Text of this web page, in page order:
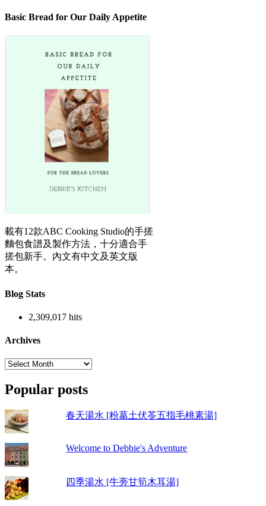
Basic Bread for Our Daily Appetite
載有12款ABC Cooking Studio的手搓
麵包食譜及製作方法，十分適合手
搓包新手。內文有中文及英文版
本。
Blog Stats
2,309,017 hits
Archives
Archives
Popular posts
春天湯水 [粉葛土伏苓五指毛桃素湯]
Welcome to Debbie's Adventure
四季湯水 [牛蒡甘筍木耳湯]